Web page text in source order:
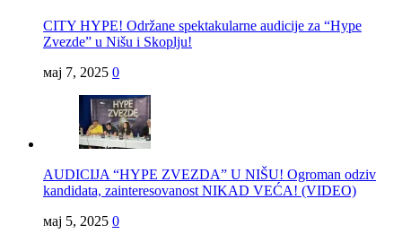
CITY HYPE! Održane spektakularne audicije za “Hype
Zvezde” u Nišu i Skoplju!
мај 7, 2025 0
AUDICIJA “HYPE ZVEZDA” U NIŠU! Ogroman odziv
kandidata, zainteresovanost NIKAD VEĆA! (VIDEO)
мај 5, 2025 0